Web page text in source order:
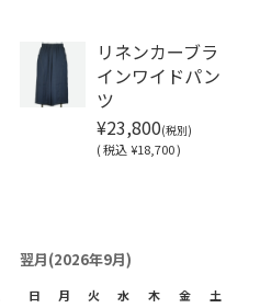
リネンカーブラ
インワイドパン
ツ
¥23,800(税別)
(税込 ¥18,700 )
翌月(2026年9月)
日 月 火 水 木 金 土